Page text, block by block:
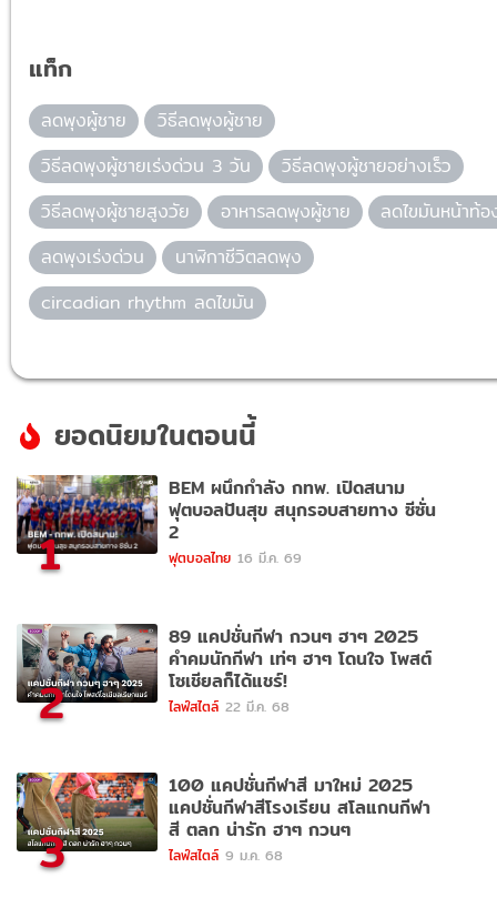
แท็ก
ลดพุงผู้ชาย
วิธีลดพุงผู้ชาย
วิธีลดพุงผู้ชายเร่งด่วน 3 วัน
วิธีลดพุงผู้ชายอย่างเร็ว
วิธีลดพุงผู้ชายสูงวัย
อาหารลดพุงผู้ชาย
ลดไขมันหน้าท้อ
ลดพุงเร่งด่วน
นาฬิกาชีวิตลดพุง
circadian rhythm ลดไขมัน
ยอดนิยมในตอนนี้
1
BEM ผนึกกำลัง กทพ. เปิดสนาม
ฟุตบอลปันสุข สนุกรอบสายทาง ซีซั่น
2
ฟุตบอลไทย 16 มี.ค. 69
2
89 แคปชั่นกีฬา กวนๆ ฮาๆ 2025
คำคมนักกีฬา เท่ๆ ฮาๆ โดนใจ โพสต์
โซเชียลก็ได้แชร์!
ไลฟ์สไตล์ 22 มี.ค. 68
3
100 แคปชั่นกีฬาสี มาใหม่ 2025
แคปชั่นกีฬาสีโรงเรียน สโลแกนกีฬา
สี ตลก น่ารัก ฮาๆ กวนๆ
ไลฟ์สไตล์ 9 ม.ค. 68